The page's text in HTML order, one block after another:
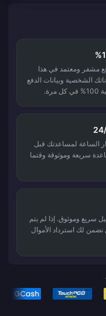
مشفر ومعتمد في هذا
الشخصية وبيانات الدفع
الساعة لمساعدتك قبل
سريعة وموثوقة وقتما
سريع وموثوق. إذا لم يتم
لك استرداد الأموال